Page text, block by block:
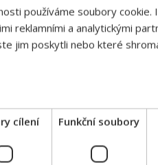
používáme soubory cookie.
reklamními a analytickými
jim poskytli nebo které
cílení Funkční soubory